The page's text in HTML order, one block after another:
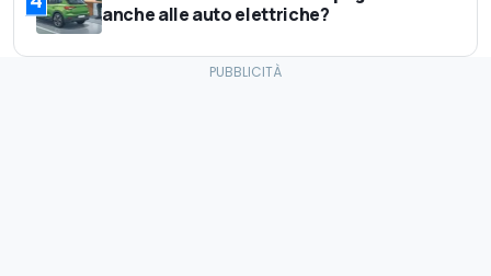
anche alle auto elettriche?